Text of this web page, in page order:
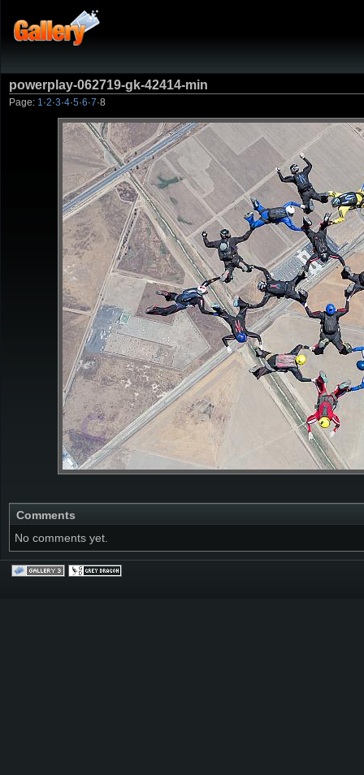
powerplay-062719-gk-42414-min
Page: 1 ·2·3·4·5·6·7·8
Comments
No comments yet.